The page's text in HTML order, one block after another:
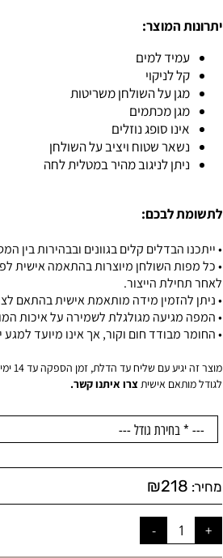
יתרונות המוצר:
עמיד למים
קל לניקוי
מגן על השולחן משריטות
מגן מכתמים
אינו סופג נוזלים
נשאר שטוח ויציב על השולחן
ניתן לניגוב מהיר במטלית לחה
לתשומת לבכם:
• ייתכנו הבדלים קלים בגוונים ובבהירות בין
• כל מפות השולחן מיוצרות בהתאמה אישית
לאחר תחילת הייצור.
• ניתן להזמין מידה מותאמת אישית בהתאם
• המפה מגיעה מגולגלת לשמירה על איכות
• החומר מבודד חום וקור, אך אינו מיועד
מוצר זה יגיע עם שליח עד הדלת, זמן הספקה עד 14 ימי עסקים.
לגודל מותאם אישיתצרו איתנו קשר.
מחיר: ₪218